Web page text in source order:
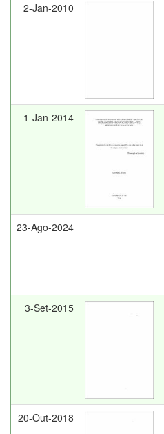
2-Jan-2010
1-Jan-2014
23-Ago-2024
3-Set-2015
20-Out-2018